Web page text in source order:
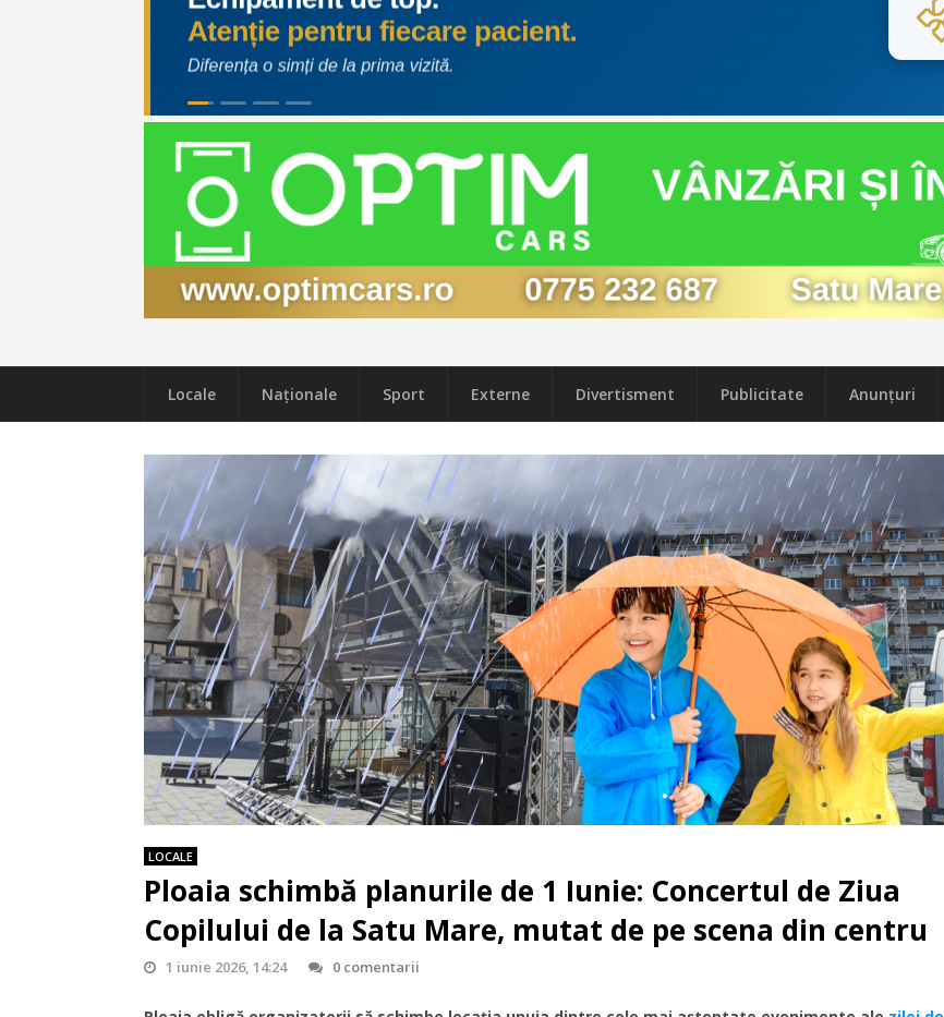
Locale Naţionale Sport Externe Divertisment Publicitate Anunțuri
LOCALE
Ploaia schimbă planurile de 1 Iunie: Concertul de Ziua
Copilului de la Satu Mare, mutat de pe scena din centru
1 iunie 2026, 14:24 0 comentarii